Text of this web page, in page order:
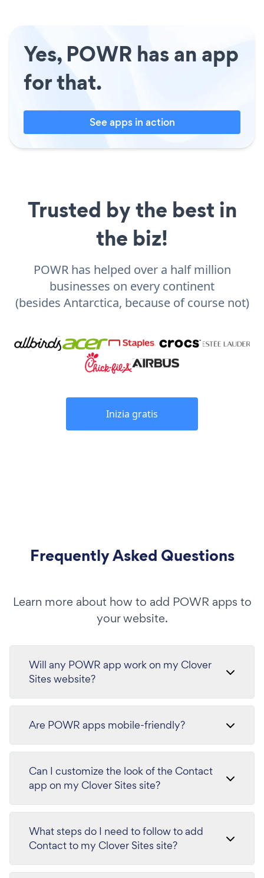
Yes, POWR has an app
for that.
See apps in action
Trusted by the best in
the biz!
POWR has helped over a half million
businesses on every continent
(besides Antarctica, because of course not)
Inizia gratis
Frequently Asked Questions
Learn more about how to add POWR apps to
your website.
Will any POWR app work on my Clover
Sites website?
Are POWR apps mobile-friendly?
Can I customize the look of the Contact
app on my Clover Sites site?
What steps do I need to follow to add
Contact to my Clover Sites site?